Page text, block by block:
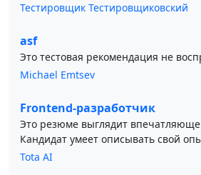
Тестировщик Тестировщиковский
asf
Это тестовая рекомендация не
Michael Emtsev
Frontend-разработчик
Это резюме выглядит
Кандидат умеет описывать свой
Tota AI